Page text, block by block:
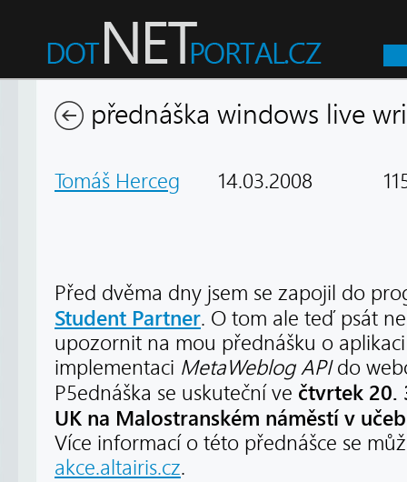
přednáška windows live
Tomáš Herceg 14.03.2008
Před dvěma dny jsem se zapojil do
Student Partner. O tom ale teď psát
upozornit na mou přednášku o
implementaci MetaWeblog APIdo
P5ednáška se uskuteční ve čtvrtek 20.
UK na Malostranském náměstí v
Více informací o této přednášce se
akce.altairis.cz.